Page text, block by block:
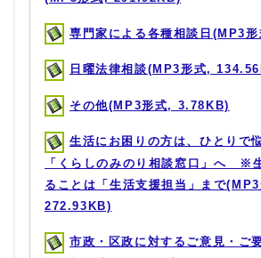
専門家による各種相談日(MP3
日曜法律相談(MP3形式,
その他(MP3形式, 3.78KB)
生活にお困りの方は、ひとりで
「くらしのみのり相談窓口」へ ※
ることは「生活支援担当」まで
272.93KB)
市政・区政に対するご意見・ご